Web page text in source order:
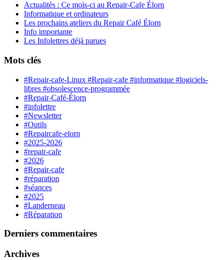
Actualités : Ce mois-ci au Repair-Cafe Élorn
Informatique et ordinateurs
Les prochains ateliers du Repair Café Élorn
Info importante
Les Infolettres déjà parues
Mots clés
#Repair-cafe-Linux #Repair-cafe #informatique #logiciels-
libres #obsolescence-programmée
#Repair-Café-Élorn
#infolettre
#Newsletter
#Outils
#Repaircafe-elorn
#2025-2026
#repair-cafe
#2026
#Repair-cafe
#réparation
#séances
#2025
#Landerneau
#Réparation
Derniers commentaires
Archives